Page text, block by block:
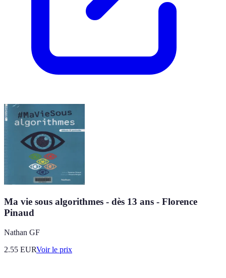
Ma vie sous algorithmes - dès 13 ans - Florence
Pinaud
Nathan GF
2.55 EURVoir le prix